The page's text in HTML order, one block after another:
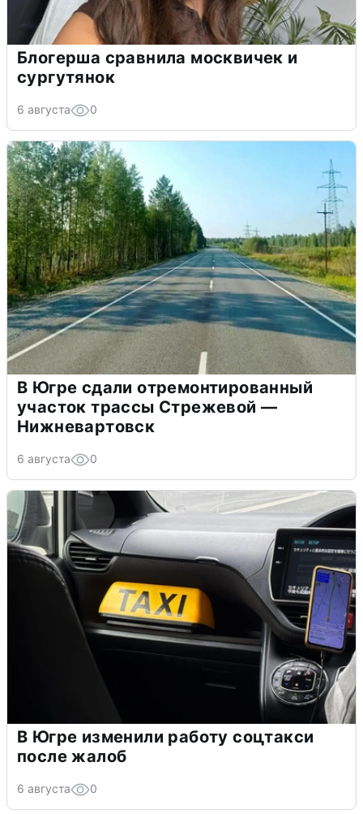
Блогерша сравнила москвичек и
сургутянок
6 августа 0
В Югре сдали отремонтированный
участок трассы Стрежевой —
Нижневартовск
6 августа 0
В Югре изменили работу соцтакси
после жалоб
6 августа 0